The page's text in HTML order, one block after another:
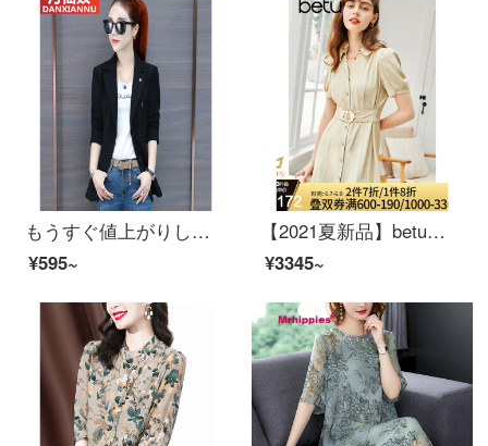
もうすぐ値上がりします。】ウエストの小さいスーツの上着女性2020新型ファッションの上着小柄な職業イギリス風の女装ブローチスーツ黒【裏地があります。品質保証】2 XL
¥595~
【2021夏新品】betu百図女装気質通勤ワンピス小Vネックウエストプリーツ2105 T 41カーキ色M
¥3345~